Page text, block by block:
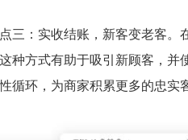
三：实收结账，新客变老客。
种方式有助于吸引新顾客，并
循环，为商家积累更多的忠实